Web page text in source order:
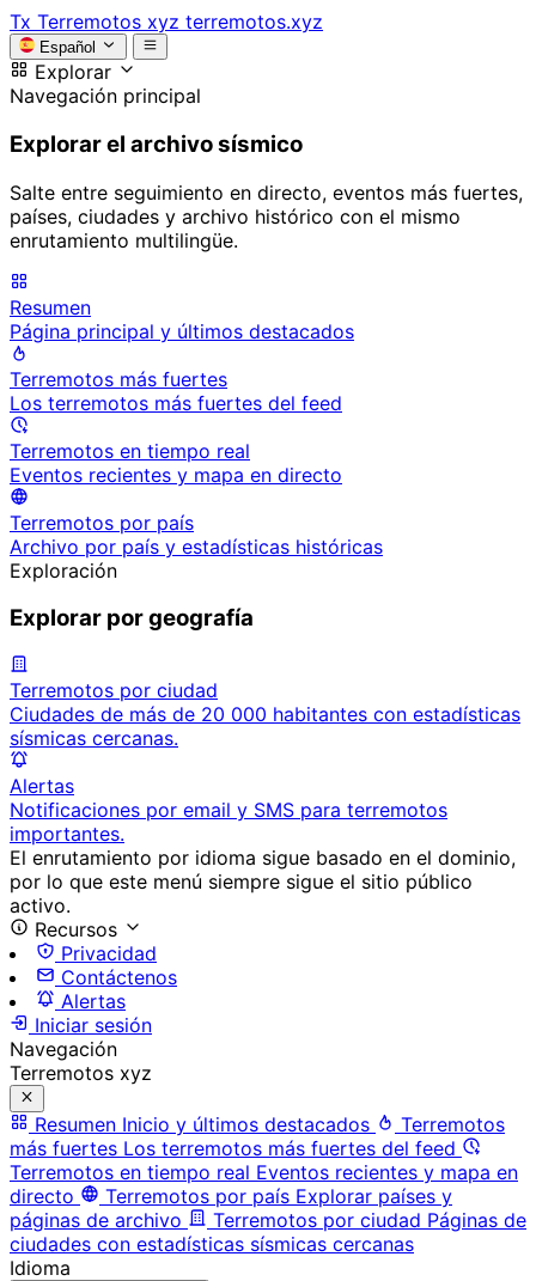
Tx Terremotos xyz terremotos.xyz
Español
Explorar
Navegación principal
Explorar el archivo sísmico
Salte entre seguimiento en directo, eventos más fuertes,
países, ciudades y archivo histórico con el mismo
enrutamiento multilingüe.
Resumen
Página principal y últimos destacados
Terremotos más fuertes
Los terremotos más fuertes del feed
Terremotos en tiempo real
Eventos recientes y mapa en directo
Terremotos por país
Archivo por país y estadísticas históricas
Exploración
Explorar por geografía
Terremotos por ciudad
Ciudades de más de 20 000 habitantes con estadísticas
sísmicas cercanas.
Alertas
Notificaciones por email y SMS para terremotos
importantes.
El enrutamiento por idioma sigue basado en el dominio,
por lo que este menú siempre sigue el sitio público
activo.
Recursos
Privacidad
Contáctenos
Alertas
Iniciar sesión
Navegación
Terremotos xyz
Resumen Inicio y últimos destacados
Terremotos
más fuertes Los terremotos más fuertes del feed
Terremotos en tiempo real Eventos recientes y mapa en
directo
Terremotos por país Explorar países y
páginas de archivo
Terremotos por ciudad Páginas de
ciudades con estadísticas sísmicas cercanas
Idioma